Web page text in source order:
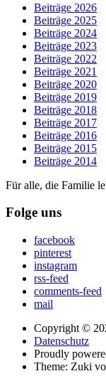
Beiträge 2026
Beiträge 2025
Beiträge 2024
Beiträge 2023
Beiträge 2022
Beiträge 2021
Beiträge 2020
Beiträge 2019
Beiträge 2018
Beiträge 2017
Beiträge 2016
Beiträge 2015
Beiträge 2014
Für alle, die Familie
Folge uns
facebook
pinterest
instagram
rss-feed
comments-feed
mail
Copyright ©
Datenschutz
Proudly
Theme: Zuki